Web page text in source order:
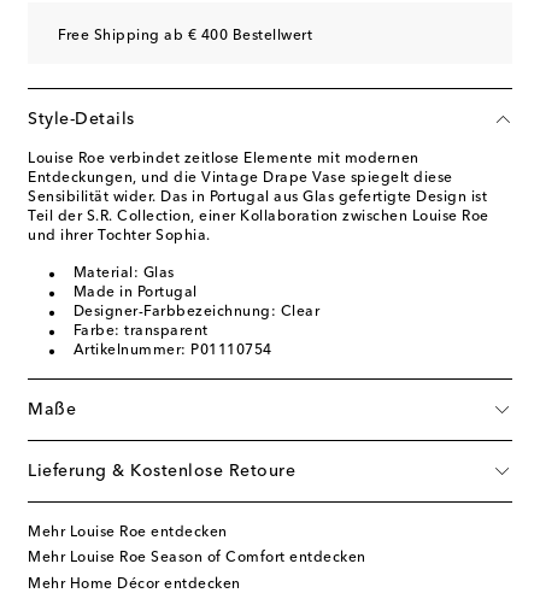
Free Shipping ab € 400 Bestellwert
Style-Details
Louise Roe verbindet zeitlose Elemente mit modernen
Entdeckungen, und die Vintage Drape Vase spiegelt diese
Sensibilität wider. Das in Portugal aus Glas gefertigte Design ist
Teil der S.R. Collection, einer Kollaboration zwischen Louise Roe
und ihrer Tochter Sophia.
Material: Glas
Made in Portugal
Designer-Farbbezeichnung: Clear
Farbe: transparent
Artikelnummer: P01110754
Maße
Lieferung & Kostenlose Retoure
Mehr Louise Roe entdecken
Mehr Louise Roe Season of Comfort entdecken
Mehr Home Décor entdecken